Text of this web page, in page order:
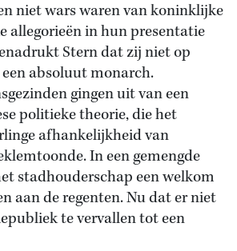
niet wars waren van koninklijke
allegorieën in hun presentatie
Stern dat zij niet op
absoluut monarch.
gingen uit van een
politieke theorie, die het
afhankelijkheid van
In een gemengde
stadhouderschap een welkom
aan de regenten. Nu dat er niet
te vervallen tot een